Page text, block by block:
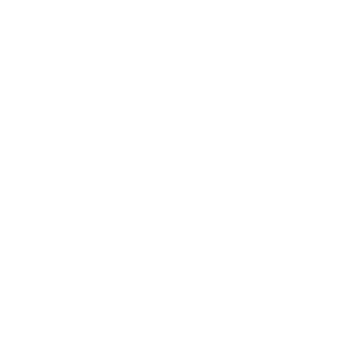
zdolny - archiwum"
Dobrych Praktyk"
Dobrych Praktyk SPE"